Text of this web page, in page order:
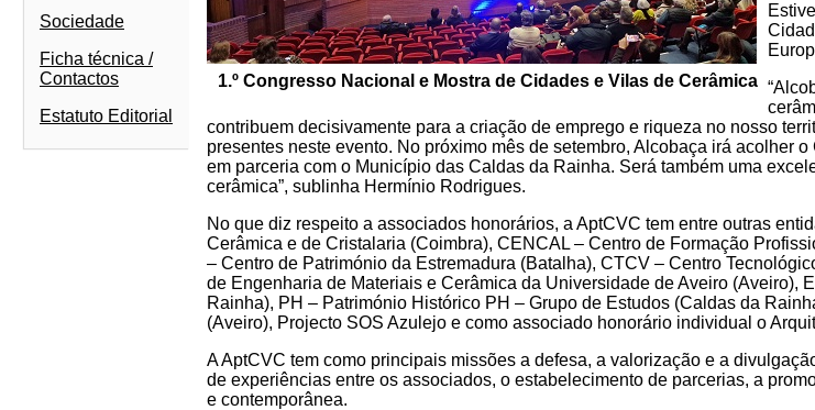
Sociedade
Ficha técnica /
Contactos
Estatuto Editorial
1.º Congresso Nacional e Mostra de Cidades e Vilas de Cerâmica
contribuem decisivamente para a criação de emprego e riqueza no nosso
presentes neste evento. No próximo mês de setembro, Alcobaça irá acolher
em parceria com o Município das Caldas da Rainha. Será também uma
cerâmica”, sublinha Hermínio Rodrigues.
No que diz respeito a associados honorários, a AptCVC tem entre outras
Cerâmica e de Cristalaria (Coimbra), CENCAL – Centro de Formação
– Centro de Património da Estremadura (Batalha), CTCV – Centro
de Engenharia de Materiais e Cerâmica da Universidade de Aveiro (Aveiro),
Rainha), PH – Património Histórico PH – Grupo de Estudos (Caldas da
(Aveiro), Projecto SOS Azulejo e como associado honorário individual o
A AptCVC tem como principais missões a defesa, a valorização e a
de experiências entre os associados, o estabelecimento de parcerias, a
e contemporânea.